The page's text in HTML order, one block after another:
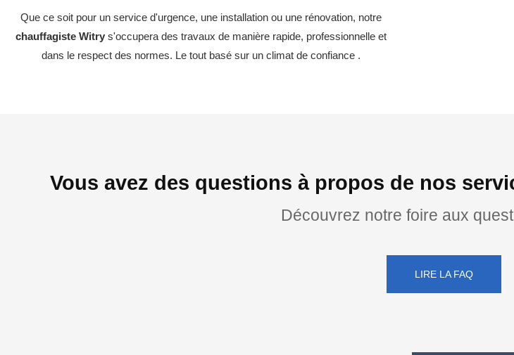
Que ce soit pour un service d'urgence, une installation ou une rénovation, notre
chauffagiste Witrys'occupera des travaux de manière rapide, professionnelle et
dans le respect des normes. Le tout basé sur un climat de confiance .
Vous avez des questions à propos de nos
Découvrez notre foire aux
LIRE LA FAQ